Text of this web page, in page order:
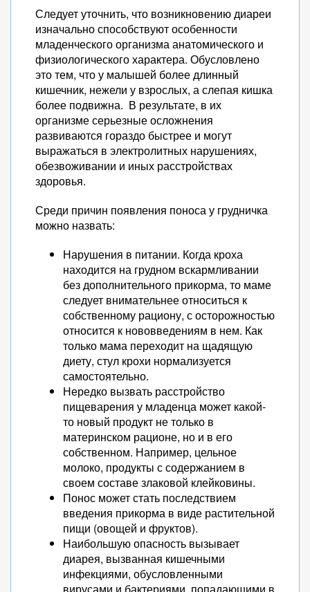
Следует уточнить, что возникновению диареи
изначально способствуют особенности
младенческого организма анатомического и
физиологического характера. Обусловлено
это тем, что у малышей более длинный
кишечник, нежели у взрослых, а слепая кишка
более подвижна. В результате, в их
организме серьезные осложнения
развиваются гораздо быстрее и могут
выражаться в электролитных нарушениях,
обезвоживании и иных расстройствах
здоровья.
Среди причин появления поноса у грудничка
можно назвать:
Нарушения в питании. Когда кроха
находится на грудном вскармливании
без дополнительного прикорма, то маме
следует внимательнее относиться к
собственному рациону, с осторожностью
относится к нововведениям в нем. Как
только мама переходит на щадящую
диету, стул крохи нормализуется
самостоятельно.
Нередко вызвать расстройство
пищеварения у младенца может какой-
то новый продукт не только в
материнском рационе, но и в его
собственном. Например, цельное
молоко, продукты с содержанием в
своем составе злаковой клейковины.
Понос может стать последствием
введения прикорма в виде растительной
пищи (овощей и фруктов).
Наибольшую опасность вызывает
диарея, вызванная кишечными
инфекциями, обусловленными